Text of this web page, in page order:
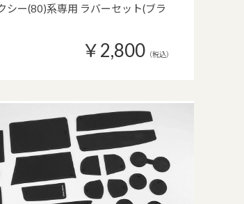
シー(80)系専用 ラバーセット(ブラ
￥2,800 （税込）